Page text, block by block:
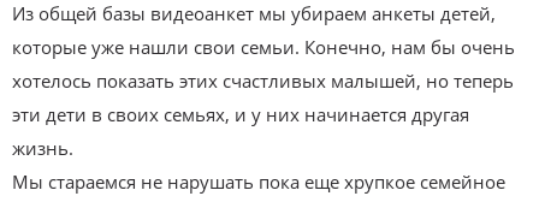
Из общей базы видеоанкет мы убираем анкеты детей,
которые уже нашли свои семьи. Конечно, нам бы очень
хотелось показать этих счастливых малышей, но теперь
эти дети в своих семьях, и у них начинается другая
жизнь.
Мы стараемся не нарушать пока еще хрупкое семейное